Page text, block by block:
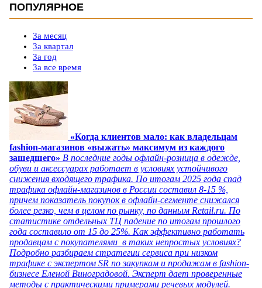
ПОПУЛЯРНОЕ
За месяц
За квартал
За год
За все время
«Когда клиентов мало: как владельцам
fashion-магазинов «выжать» максимум из каждого
зашедшего» В последние годы офлайн-розница в одежде,
обуви и аксессуарах работает в условиях устойчивого
снижения входящего трафика. По итогам 2025 года спад
трафика офлайн-магазинов в России составил 8-15 %,
причем показатель покупок в офлайн-сегменте снижался
более резко, чем в целом по рынку, по данным Retail.ru. По
статистике отдельных ТЦ падение по итогам прошлого
года составило от 15 до 25%. Как эффективно работать
продавцам с покупателями в таких непростых условиях?
Подробно разбираем стратегии сервиса при низком
трафике с экспертом SR по закупкам и продажам в fashion-
бизнесе Еленой Виноградовой. Эксперт дает проверенные
методы с практическими примерами речевых модулей.